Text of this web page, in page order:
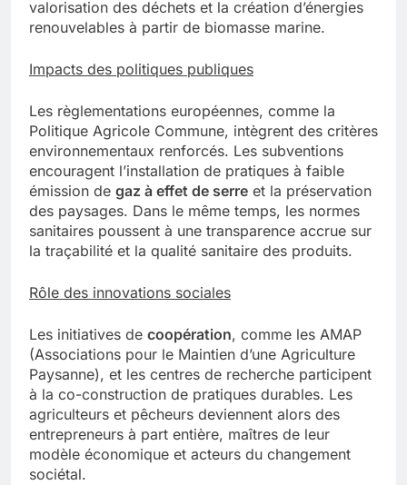
valorisation des déchets et la création d’énergies
renouvelables à partir de biomasse marine.
Impacts des politiques publiques
Les règlementations européennes, comme la
Politique Agricole Commune, intègrent des critères
environnementaux renforcés. Les subventions
encouragent l’installation de pratiques à faible
émission de gaz à effet de serre et la préservation
des paysages. Dans le même temps, les normes
sanitaires poussent à une transparence accrue sur
la traçabilité et la qualité sanitaire des produits.
Rôle des innovations sociales
Les initiatives de coopération, comme les AMAP
(Associations pour le Maintien d’une Agriculture
Paysanne), et les centres de recherche participent
à la co-construction de pratiques durables. Les
agriculteurs et pêcheurs deviennent alors des
entrepreneurs à part entière, maîtres de leur
modèle économique et acteurs du changement
sociétal.